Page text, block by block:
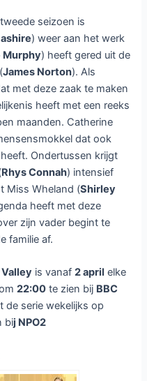
seizoen is
) weer aan het werk
Murphy) heeft gered uit de
James Norton). Als
met deze zaak te maken
heeft met een reeks
maanden. Catherine
dat ook
Ondertussen krijgt
Rhys Connah) intensief
Miss Wheland (Shirley
heeft met deze
zijn vader begint te
familie af.
is vanaf2 april elke
22:00 te zien bij BBC
de serie wekelijks op
bij NPO2